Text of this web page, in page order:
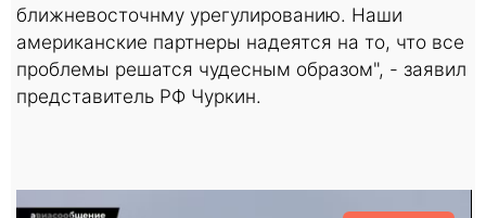
ближневосточнму урегулированию. Наши
американские партнеры надеятся на то, что все
проблемы решатся чудесным образом", - заявил
представитель РФ Чуркин.